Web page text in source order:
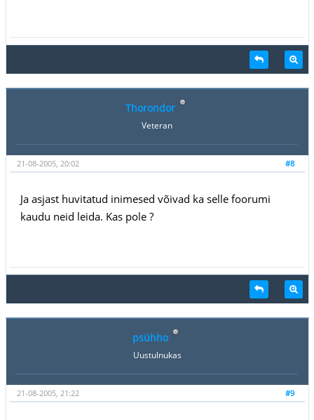
Thorondor
Veteran
#8
21-08-2005, 20:02
Ja asjast huvitatud inimesed võivad ka selle foorumi
kaudu neid leida. Kas pole ?
psühho
Uustulnukas
#9
21-08-2005, 21:22